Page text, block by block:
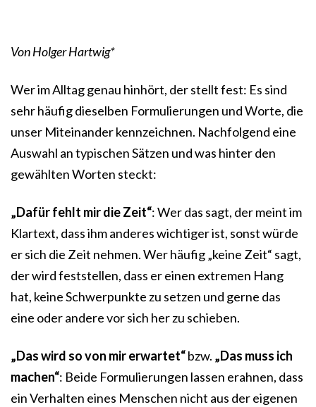
Von Holger Hartwig*
Wer im Alltag genau hinhört, der stellt fest: Es sind
sehr häufig dieselben Formulierungen und Worte, die
unser Miteinander kennzeichnen. Nachfolgend eine
Auswahl an typischen Sätzen und was hinter den
gewählten Worten steckt:
„Dafür fehlt mir die Zeit“: Wer das sagt, der meint im
Klartext, dass ihm anderes wichtiger ist, sonst würde
er sich die Zeit nehmen. Wer häufig „keine Zeit“ sagt,
der wird feststellen, dass er einen extremen Hang
hat, keine Schwerpunkte zu setzen und gerne das
eine oder andere vor sich her zu schieben.
„Das wird so von mir erwartet“bzw. „Das muss ich
machen“: Beide Formulierungen lassen erahnen, dass
ein Verhalten eines Menschen nicht aus der eigenen